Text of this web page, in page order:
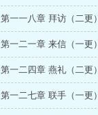
第一一八章 拜访（二更）
第一二一章 来信（一更）
第一二四章 燕礼（二更）
第一二七章 联手（一更）